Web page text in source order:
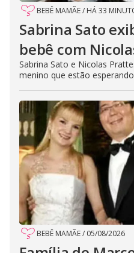
BEBÊ MAMÃE/ HÁ 33
Sabrina Sato
bebê com
Sabrina Sato e Nicolas
menino que estão
BEBÊ MAMÃE/ 05/08/2026